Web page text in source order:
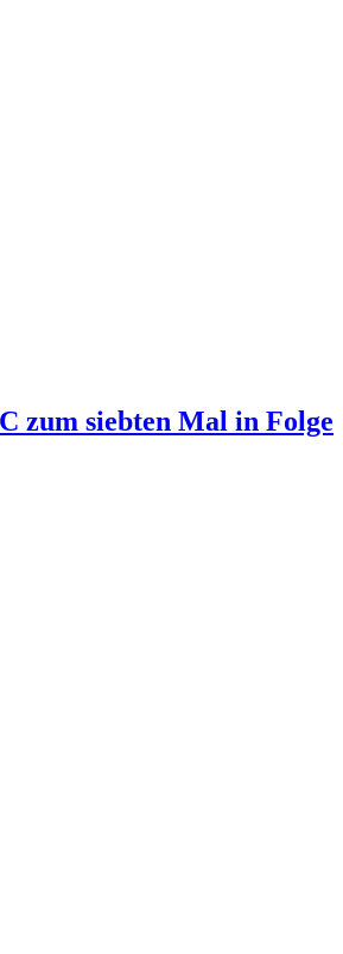
zum siebten Mal in Folge